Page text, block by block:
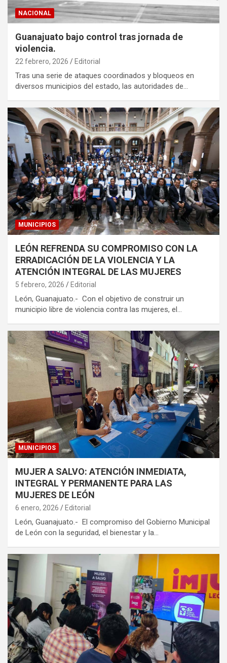
NACIONAL
Guanajuato bajo control tras jornada de
violencia.
22 febrero, 2026 Editorial
Tras una serie de ataques coordinados y bloqueos en
diversos municipios del estado, las autoridades de…
MUNICIPIOS
LEÓN REFRENDA SU COMPROMISO CON LA
ERRADICACIÓN DE LA VIOLENCIA Y LA
ATENCIÓN INTEGRAL DE LAS MUJERES
5 febrero, 2026 Editorial
León, Guanajuato.- Con el objetivo de construir un
municipio libre de violencia contra las mujeres, el…
MUNICIPIOS
MUJER A SALVO: ATENCIÓN INMEDIATA,
INTEGRAL Y PERMANENTE PARA LAS
MUJERES DE LEÓN
6 enero, 2026 Editorial
León, Guanajuato.- El compromiso del Gobierno Municipal
de León con la seguridad, el bienestar y la…